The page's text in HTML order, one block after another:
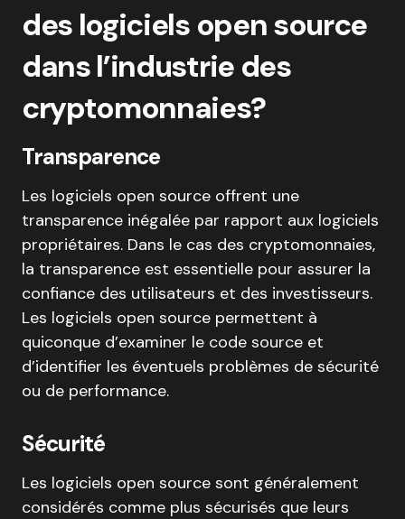
des logiciels open source
dans l’industrie des
cryptomonnaies?
Transparence
Les logiciels open source offrent une
transparence inégalée par rapport aux logiciels
propriétaires. Dans le cas des cryptomonnaies,
la transparence est essentielle pour assurer la
confiance des utilisateurs et des investisseurs.
Les logiciels open source permettent à
quiconque d’examiner le code source et
d’identifier les éventuels problèmes de sécurité
ou de performance.
Sécurité
Les logiciels open source sont généralement
considérés comme plus sécurisés que leurs